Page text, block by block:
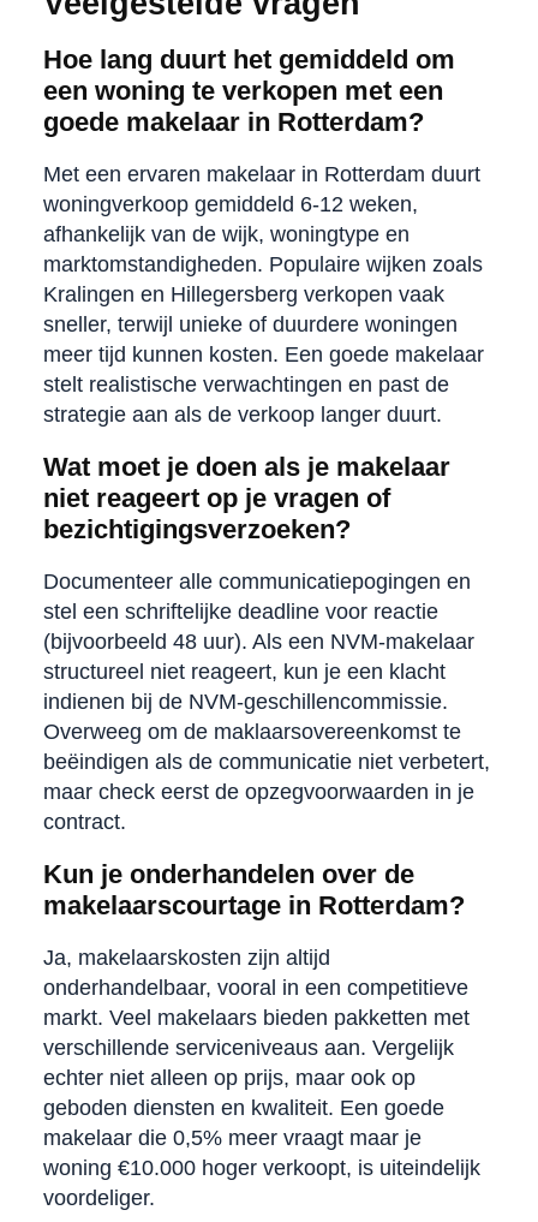
Hoe lang duurt het gemiddeld om
een woning te verkopen met een
goede makelaar in Rotterdam?
Met een ervaren makelaar in Rotterdam duurt
woningverkoop gemiddeld 6-12 weken,
afhankelijk van de wijk, woningtype en
marktomstandigheden. Populaire wijken zoals
Kralingen en Hillegersberg verkopen vaak
sneller, terwijl unieke of duurdere woningen
meer tijd kunnen kosten. Een goede makelaar
stelt realistische verwachtingen en past de
strategie aan als de verkoop langer duurt.
Wat moet je doen als je makelaar
niet reageert op je vragen of
bezichtigingsverzoeken?
Documenteer alle communicatiepogingen en
stel een schriftelijke deadline voor reactie
(bijvoorbeeld 48 uur). Als een NVM-makelaar
structureel niet reageert, kun je een klacht
indienen bij de NVM-geschillencommissie.
Overweeg om de maklaarsovereenkomst te
beëindigen als de communicatie niet verbetert,
maar check eerst de opzegvoorwaarden in je
contract.
Kun je onderhandelen over de
makelaarscourtage in Rotterdam?
Ja, makelaarskosten zijn altijd
onderhandelbaar, vooral in een competitieve
markt. Veel makelaars bieden pakketten met
verschillende serviceniveaus aan. Vergelijk
echter niet alleen op prijs, maar ook op
geboden diensten en kwaliteit. Een goede
makelaar die 0,5% meer vraagt maar je
woning €10.000 hoger verkoopt, is uiteindelijk
voordeliger.